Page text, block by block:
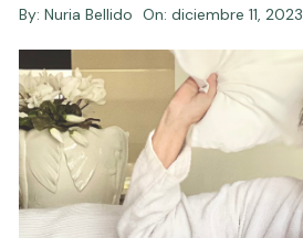
By: Nuria Bellido On:diciembre 11, 2023